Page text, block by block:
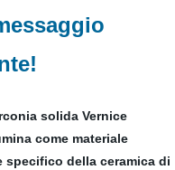
solida Vernice
come materiale
specifico della ceramica di